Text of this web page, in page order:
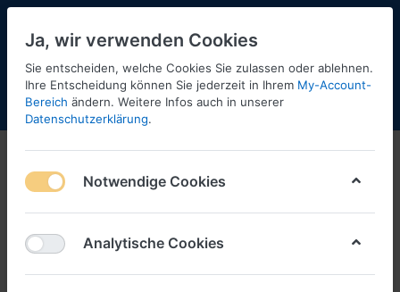
Menü Anmelden Shopaktualisierung
Zugmaschinen -unbedruckt-
Lager sind, können wir für Sie
bestellen, solange sie beim
Hersteller noch lieferbar sind.
Ja, wir verwenden Cookies
Sie entscheiden, welche Cookies Sie zulassen oder ablehnen.
Ihre Entscheidung können Sie jederzeit in Ihrem My-Account-
Bereich ändern. Weitere Infos auch in unserer
Datenschutzerklärung.
Notwendige Cookies
Analytische Cookies